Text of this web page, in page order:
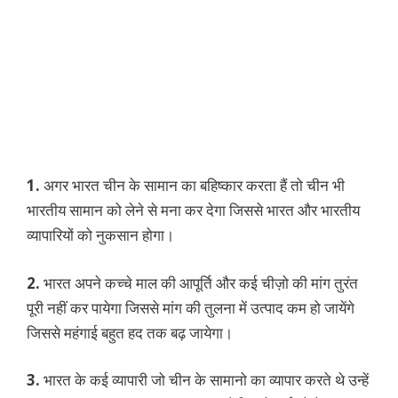
1. अगर भारत चीन के सामान का बहिष्कार करता हैं तो चीन भी
भारतीय सामान को लेने से मना कर देगा जिससे भारत और भारतीय
व्यापारियों को नुकसान होगा।
2. भारत अपने कच्चे माल की आपूर्ति और कई चीज़ो की मांग तुरंत
पूरी नहीं कर पायेगा जिससे मांग की तुलना में उत्पाद कम हो जायेंगे
जिससे महंगाई बहुत हद तक बढ़ जायेगा।
3. भारत के कई व्यापारी जो चीन के सामानो का व्यापार करते थे उन्हें